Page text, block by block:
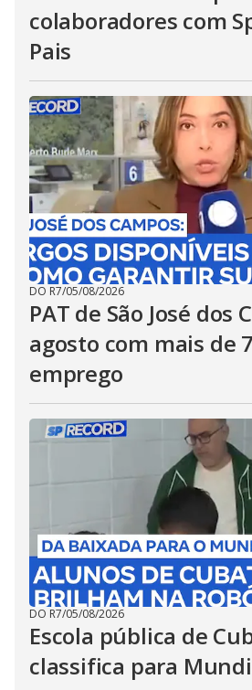
colaboradores com
Pais
DO R7/05/08/2026
PAT de São José dos
agosto com mais de
emprego
DO R7/05/08/2026
Escola pública de
classifica para